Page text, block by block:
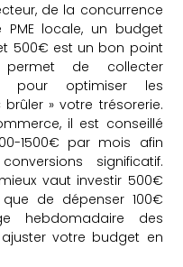
de la concurrence
locale, un budget
500€ est un bon point
de collecter
pour optimiser les
» votre trésorerie.
il est conseillé
1500€ par mois afin
significatif.
vaut investir 500€
de dépenser 100€
hebdomadaire des
votre budget en